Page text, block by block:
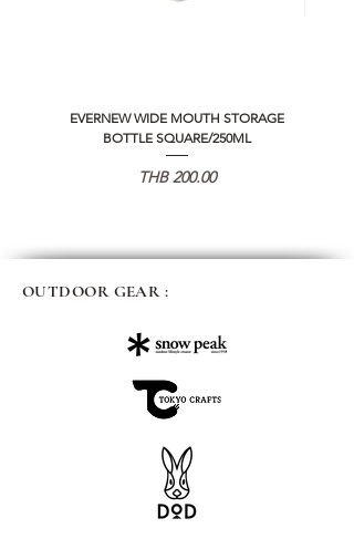
EVERNEW WIDE MOUTH STORAGE
BOTTLE SQUARE/250ML
価格
THB 200.00
OUTDOOR GEAR :